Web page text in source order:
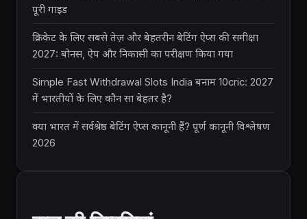
पूरी गाइड
क्रिकेट के लिए सबसे तेज़ और बेहतरीन बेटिंग ऐप्स की समीक्षा
2027: बोनस, ऐप और निकासी का परीक्षण किया गया
Simple Fast Withdrawal Slots India बनाम 10cric: 2027
में भारतीयों के लिए कौन सा बेहतर है?
क्या भारत में सर्वश्रेष्ठ बेटिंग ऐप्स कानूनी हैं? पूर्ण कानूनी विश्लेषण
2026